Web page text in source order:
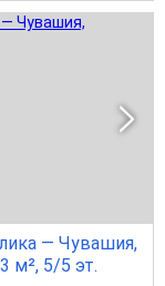
— Чувашия,
м², 5/5 эт.